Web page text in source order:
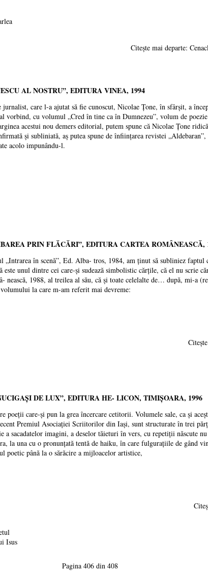
Citește mai departe:
AL NOSTRU”, EDITURA VINEA, 1994
jurnalist, care l-a ajutat să fie cunoscut, Nicolae Ţone, în sfârşit, a
vorbind, cu volumul „Cred în tine ca în Dumnezeu”, volum de
acestui nou demers editorial, putem spune că Nicolae Ţone
şi subliniată, aş putea spune de înfiinţarea revistei
acolo impunându-l.
PRIN FLĂCĂRI”, EDITURA CARTEA ROMÂNEASCĂ,
„Intrarea în scenă”, Ed. Alba- tros, 1984, am ţinut să subliniez faptul
este unul dintre cei care-şi sudează simbolistic cărţile, că el nu
nească, 1988, al treilea al său, că şi toate celelalte de… după, mi-a
la care m-am referit mai devreme:
DE LUX”, EDITURA HE- LICON, TIMIŞOARA, 1996
poeții care-şi pun la grea încercare cetitorii. Volumele sale, ca şi
Premiul Asociaţiei Scriitorilor din Iaşi, sunt structurate în trei
a sacadatelor imagini, a deselor tăieturi în vers, cu repetiţii născute
la una cu o pronunţată tentă de haiku, în care fulguraţiile de gând
poetic până la o sărăcire a mijloacelor artistice,
Isus
Pagina 406 din 408